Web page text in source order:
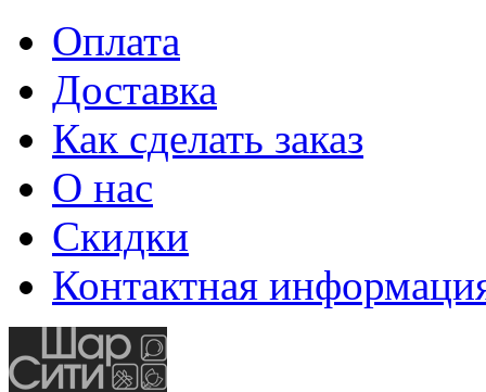
Оплата
Доставка
Как сделать заказ
О нас
Скидки
Контактная